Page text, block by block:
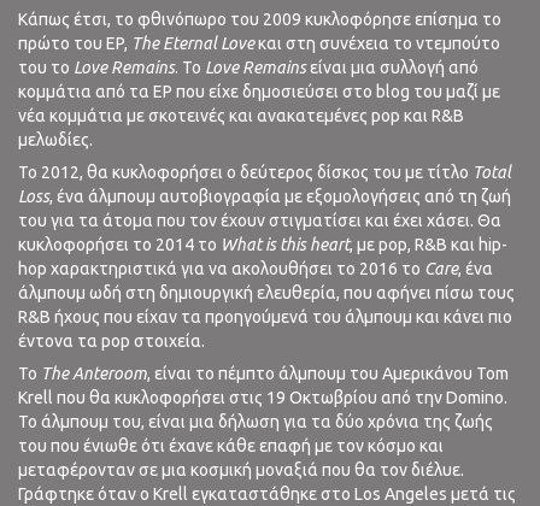
Κάπως έτσι, το φθινόπωρο του 2009 κυκλοφόρησε επίσημα το
πρώτο του EP, TheEternalLoveκαι στη συνέχεια το ντεμπούτο
του το LoveRemains. Το LoveRemainsείναι μια συλλογή από
κομμάτια από τα EP που είχε δημοσιεύσει στο blog του μαζί με
νέα κομμάτια με σκοτεινές και ανακατεμένες pop και R&B
μελωδίες.
Το 2012, θα κυκλοφορήσει ο δεύτερος δίσκος του με τίτλο Total
Loss, ένα άλμπουμ αυτοβιογραφία με εξομολογήσεις από τη ζωή
του για τα άτομα που τον έχουν στιγματίσει και έχει χάσει. Θα
κυκλοφορήσει το 2014 το Whatisthisheart, με pop, R&B και hip-
hop χαρακτηριστικά για να ακολουθήσει το 2016 το Care, ένα
άλμπουμ ωδή στη δημιουργική ελευθερία, που αφήνει πίσω τους
R&B ήχους που είχαν τα προηγούμενά του άλμπουμ και κάνει πιο
έντονα τα pop στοιχεία.
Το TheAnteroom, είναι το πέμπτο άλμπουμ του Αμερικάνου Tom
Krell που θα κυκλοφορήσει στις 19 Οκτωβρίου από την Domino.
Το άλμπουμ του, είναι μια δήλωση για τα δύο χρόνια της ζωής
του που ένιωθε ότι έχανε κάθε επαφή με τον κόσμο και
μεταφέρονταν σε μια κοσμική μοναξιά που θα τον διέλυε.
Γράφτηκε όταν ο Krell εγκαταστάθηκε στο Los Angeles μετά τις